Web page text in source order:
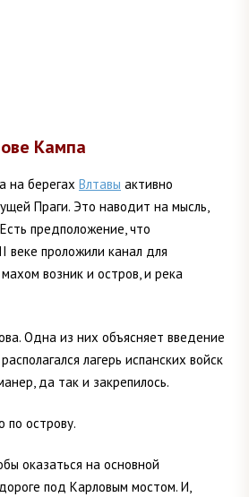
Кампа
на берегах Влтавы активно
Праги. Это наводит на мысль,
предположение, что
проложили канал для
возник и остров, и река
Одна из них объясняет введение
лагерь испанских войск
да так и закрепилось.
по острову.
оказаться на основной
под Карловым мостом. И,